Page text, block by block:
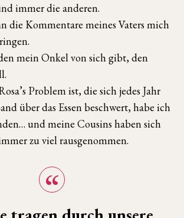
immer die anderen.
die Kommentare meines Vaters mich
mein Onkel von sich gibt, den
Problem ist, die sich jedes Jahr
über das Essen beschwert, habe ich
und meine Cousins haben sich
zu viel rausgenommen.